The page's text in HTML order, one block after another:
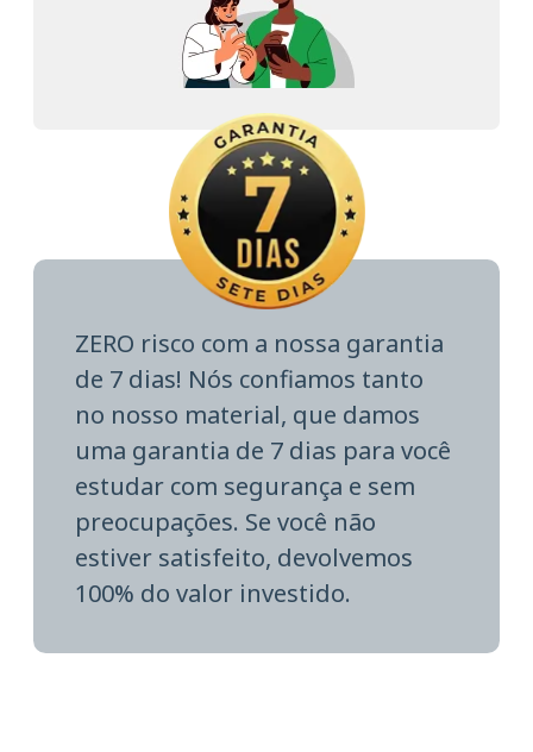
ZERO risco com a nossa garantia
de 7 dias! Nós confiamos tanto
no nosso material, que damos
uma garantia de 7 dias para você
estudar com segurança e sem
preocupações. Se você não
estiver satisfeito, devolvemos
100% do valor investido.